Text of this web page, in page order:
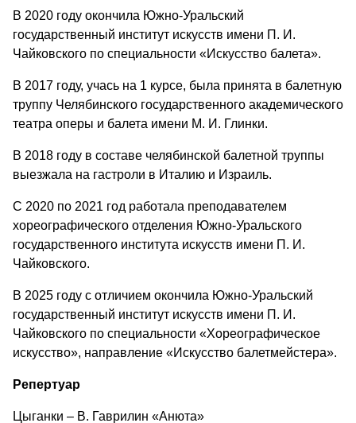
В 2020 году окончила Южно-Уральский
государственный институт искусств имени П. И.
Чайковского по специальности «Искусство балета».
В 2017 году, учась на 1 курсе, была принята в балетную
труппу Челябинского государственного академического
театра оперы и балета имени М. И. Глинки.
В 2018 году в составе челябинской балетной труппы
выезжала на гастроли в Италию и Израиль.
С 2020 по 2021 год работала преподавателем
хореографического отделения Южно-Уральского
государственного института искусств имени П. И.
Чайковского.
В 2025 году с отличием окончила Южно-Уральский
государственный институт искусств имени П. И.
Чайковского по специальности «Хореографическое
искусство», направление «Искусство балетмейстера».
Репертуар
Цыганки – В. Гаврилин «Анюта»